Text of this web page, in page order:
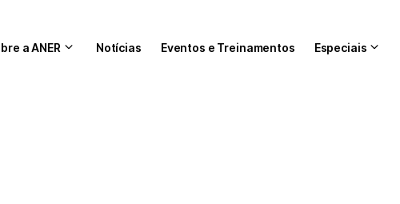
a ANER Notícias Eventos e Treinamentos Especiais